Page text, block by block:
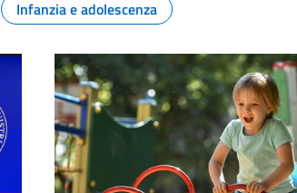
Infanzia e adolescenza